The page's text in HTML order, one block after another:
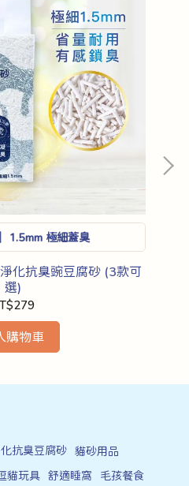
1.5mm 極細蓋臭
易帶砂出盆的清爽
！
化抗臭豌豆腐砂 (3款可
選)
購物車
抗臭豆腐砂 貓砂用品
貓玩具 舒適睡窩
毛孩餐食